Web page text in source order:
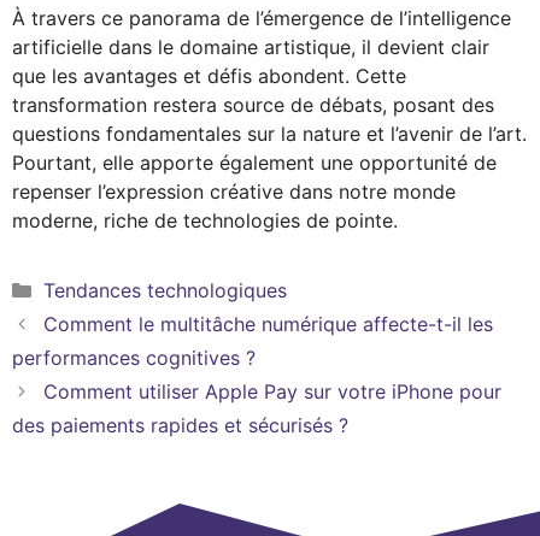
À travers ce panorama de l’émergence de l’intelligence
artificielle dans le domaine artistique, il devient clair
que les avantages et défis abondent. Cette
transformation restera source de débats, posant des
questions fondamentales sur la nature et l’avenir de l’art.
Pourtant, elle apporte également une opportunité de
repenser l’expression créative dans notre monde
moderne, riche de technologies de pointe.
Catégories
Tendances technologiques
Comment le multitâche numérique affecte-t-il les
performances cognitives ?
Comment utiliser Apple Pay sur votre iPhone pour
des paiements rapides et sécurisés ?